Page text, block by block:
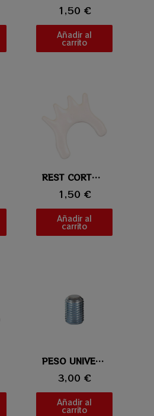
1,50 €
Añadir al
carrito
Vista rápida
REST CORTO 3 POSICIONES
1,50 €
Añadir al
carrito
Vista rápidaPESO UNIVERSAL 1 ONZAS (28,35gr)
3,00 €
Añadir al
carrito